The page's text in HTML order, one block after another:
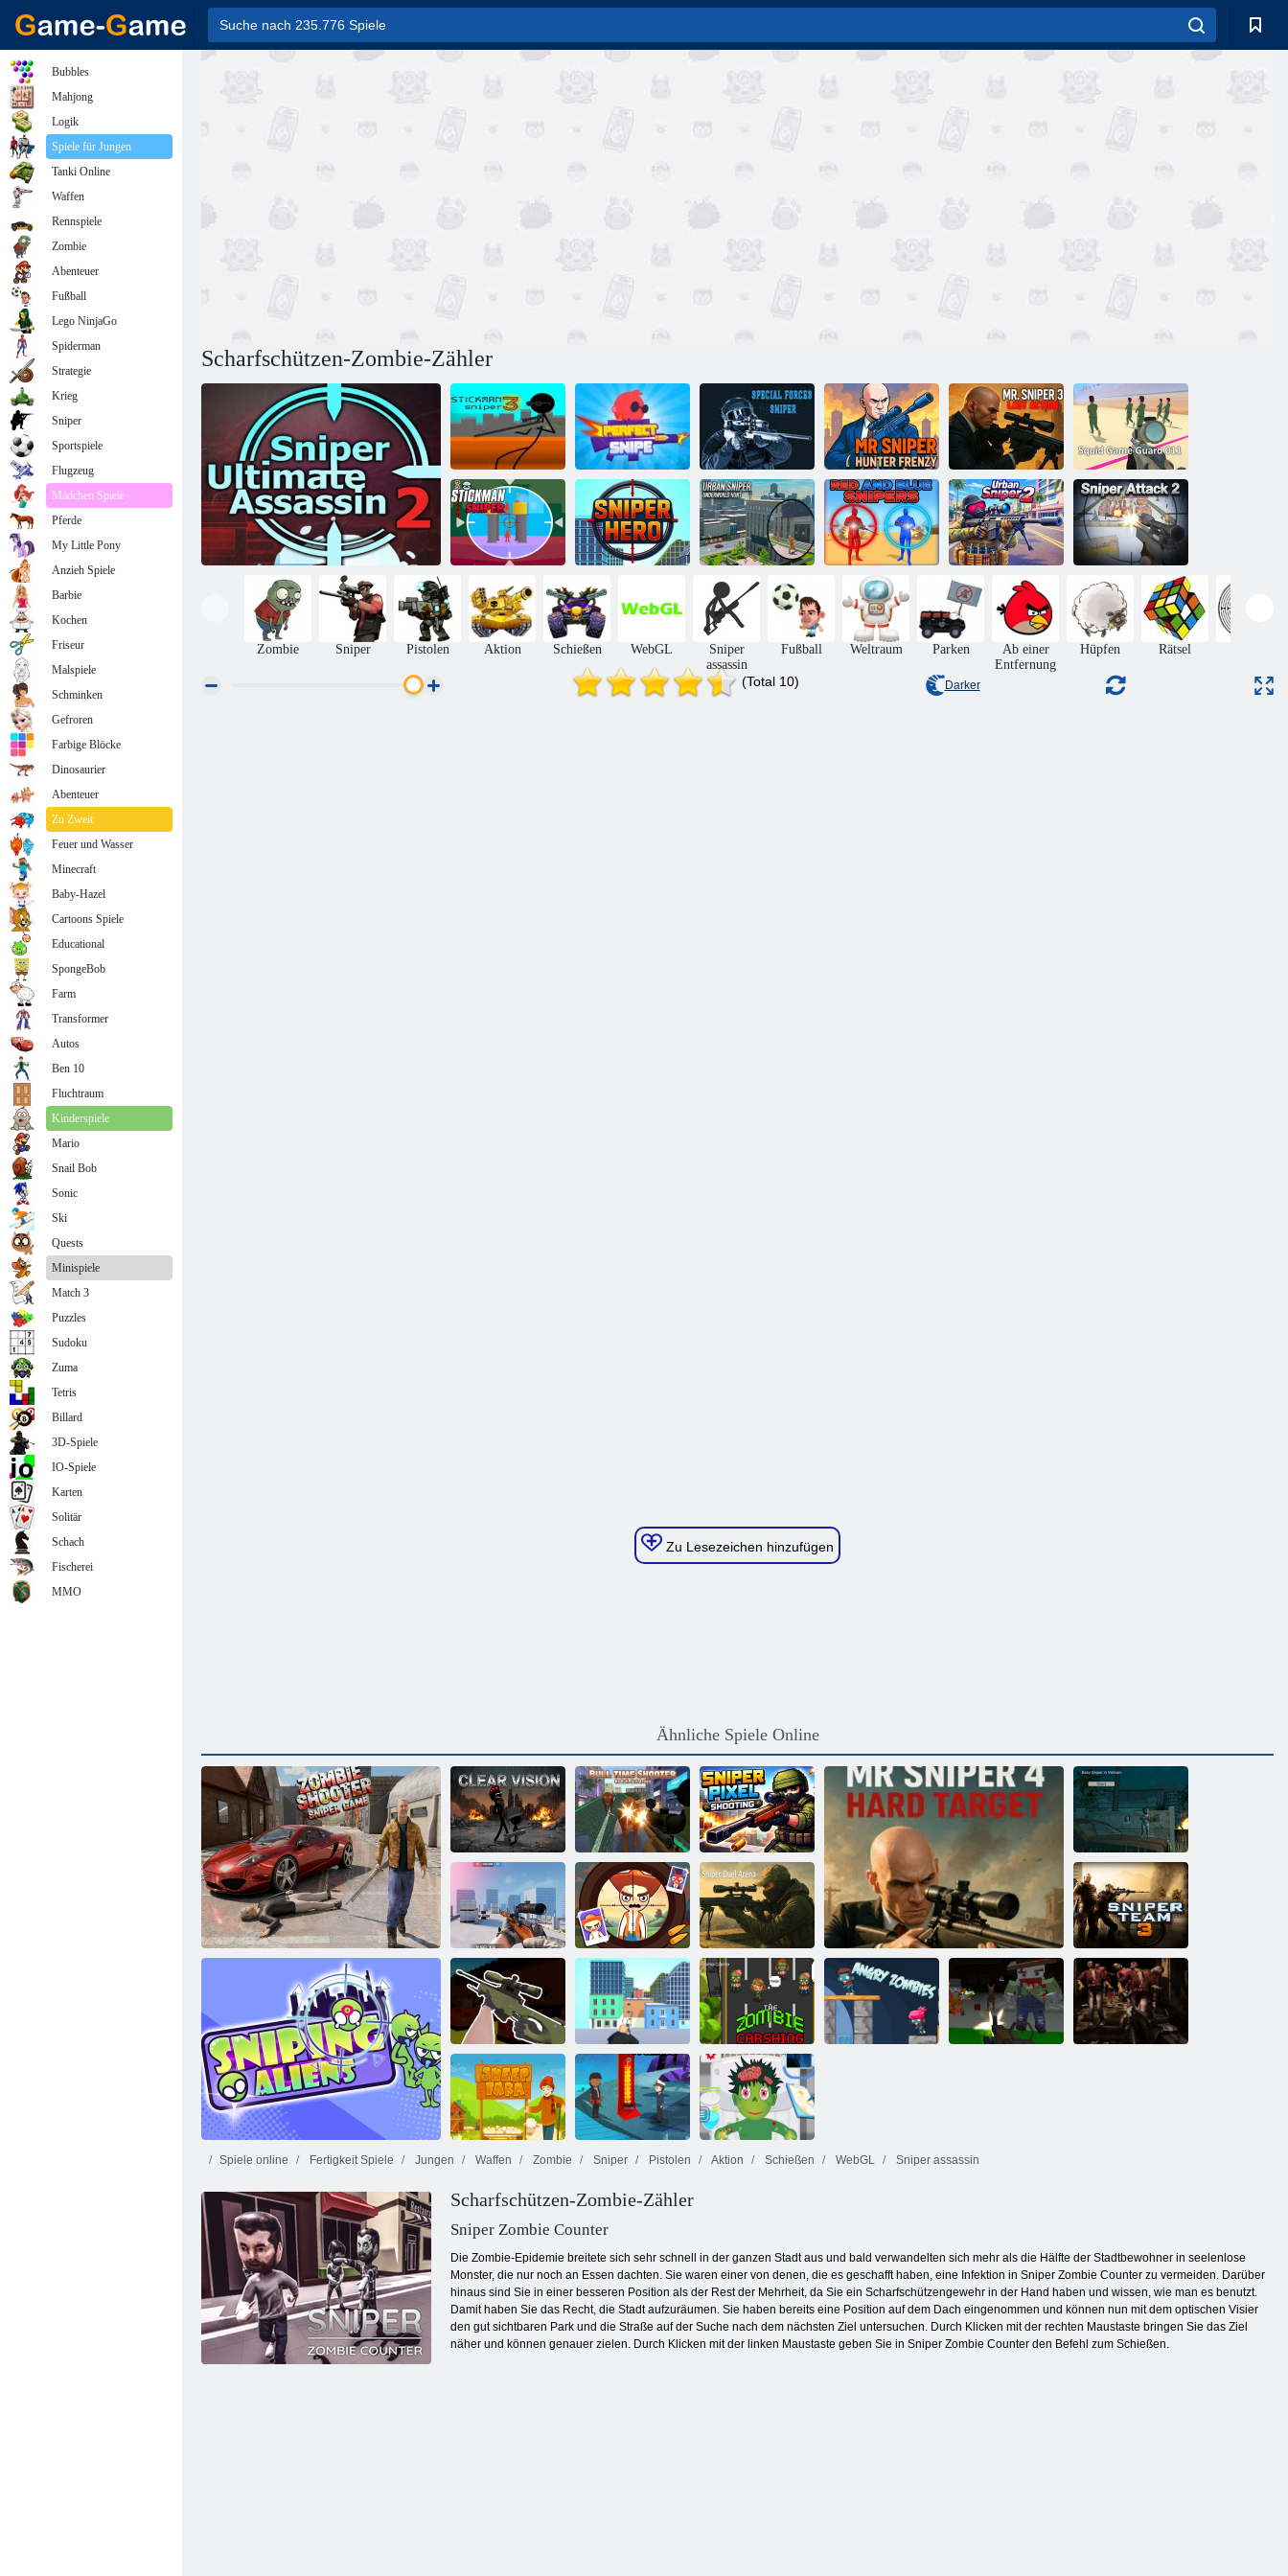
Scharfschützen-Zombie-Zähler
Stickman Sniper
3
Perfekte Snipe
Spezialkräfte
Scharfschütze
Mr Sniper
Hunter Frenzy
Herr Sniper 3:
Letzte Aktion
Tintenfisch
Game Guard
011
Stickman-
Scharfschütze
Scharfschützenheld
Urban Sniper:
Rote und blaue
Scharfschützen
Urban Sniper 2
Scharfschützenangriff
Zombie Sniper Pistolen Aktion Schießen WebGL
Sniper
assassin
Fußball Weltraum Parken
Ab einer
Entfernung
Hüpfen Rätsel
(Total 10) Darker
Zu Lesezeichen hinzufügen
Ähnliche Spiele Online
Zombie-Shooter-Scharfschützen-Spiel
Klare Sicht
Bull Time
Shooter
Scharfschützen-
Pixelschießen
Babyscharfschütze
in Vietnam
KS Russische
Scharfschützen
Scharfschützenkriege:
Finden Sie den
Verbrecher
Aliens schneiden
Scharfschützen-
Duellarena
Sniper Team 3
CS:
Befehlsscharfschützen
Scharfschütze
Goldrausch 3D
Zombie Absturz
Schäferei Bayou-Insel
Spiele online Fertigkeit Spiele Jungen Waffen Zombie Sniper Pistolen Aktion Schießen WebGL Sniper assassin
Scharfschützen-Zombie-Zähler
Sniper Zombie Counter
Die Zombie-Epidemie breitete sich sehr schnell in der ganzen Stadt aus und bald verwandelten sich mehr als die Hälfte der Stadtbewohner in seelenlose
Monster, die nur noch an Essen dachten. Sie waren einer von denen, die es geschafft haben, eine Infektion in Sniper Zombie Counter zu vermeiden. Darüber
hinaus sind Sie in einer besseren Position als der Rest der Mehrheit, da Sie ein Scharfschützengewehr in der Hand haben und wissen, wie man es benutzt.
Damit haben Sie das Recht, die Stadt aufzuräumen. Sie haben bereits eine Position auf dem Dach eingenommen und können nun mit dem optischen Visier
den gut sichtbaren Park und die Straße auf der Suche nach dem nächsten Ziel untersuchen. Durch Klicken mit der rechten Maustaste bringen Sie das Ziel
näher und können genauer zielen. Durch Klicken mit der linken Maustaste geben Sie in Sniper Zombie Counter den Befehl zum Schießen.
Bubbles
Mahjong
Logik
Spiele für Jungen
Tanki Online
Waffen
Rennspiele
Zombie
Abenteuer
Fußball
Lego NinjaGo
Spiderman
Strategie
Krieg
Sniper
Sportspiele
Flugzeug
Mädchen Spiele
Pferde
My Little Pony
Anzieh Spiele
Barbie
Kochen
Friseur
Malspiele
Schminken
Gefroren
Farbige Blöcke
Dinosaurier
Abenteuer
Zu Zweit
Feuer und Wasser
Minecraft
Baby-Hazel
Cartoons Spiele
Educational
SpongeBob
Farm
Transformer
Autos
Ben 10
Fluchtraum
Kinderspiele
Mario
Snail Bob
Sonic
Ski
Quests
Minispiele
Match 3
Puzzles
Sudoku
Zuma
Tetris
Billard
3D-Spiele
IO-Spiele
Karten
Solitär
Schach
Fischerei
MMO